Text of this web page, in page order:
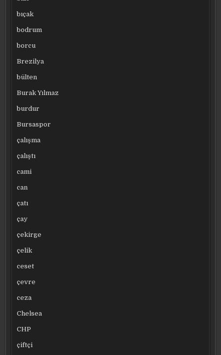
bıçak
bodrum
borcu
Brezilya
bülten
Burak Yılmaz
burdur
Bursaspor
çalışma
çalıştı
cami
can
çatı
çay
çekirge
çelik
ceset
çevre
ceza
Chelsea
CHP
çiftçi